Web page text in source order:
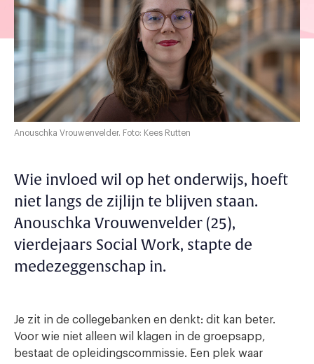
Anouschka Vrouwenvelder. Foto: Kees Rutten
Wie invloed wil op het onderwijs, hoeft
niet langs de zijlijn te blijven staan.
Anouschka Vrouwenvelder (25),
vierdejaars Social Work, stapte de
medezeggenschap in.
Je zit in de collegebanken en denkt: dit kan beter.
Voor wie niet alleen wil klagen in de groepsapp,
bestaat de opleidingscommissie. Een plek waar